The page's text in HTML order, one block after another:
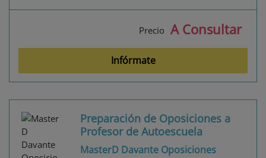
Precio A Consultar
Infórmate
Preparación de Oposiciones a
Profesor de Autoescuela
MasterD Davante Oposiciones